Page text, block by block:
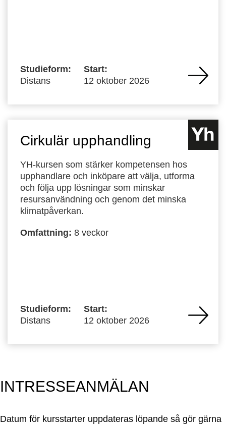
Studieform:
Distans
Start:
12 oktober 2026
Cirkulär upphandling
YH-kursen som stärker kompetensen hos
upphandlare och inköpare att välja, utforma
och följa upp lösningar som minskar
resursanvändning och genom det minska
klimatpåverkan.
Omfattning: 8 veckor
Studieform:
Distans
Start:
12 oktober 2026
INTRESSEANMÄLAN
Datum för kursstarter uppdateras löpande så gör gärna